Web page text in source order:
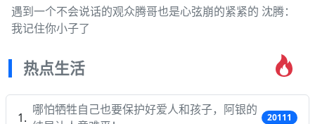
遇到一个不会说话的观众腾哥也是心弦崩的紧紧的 沈腾：
我记住你小子了
热点生活
哪怕牺牲自己也要保护好爱人和孩子，阿银的
20111